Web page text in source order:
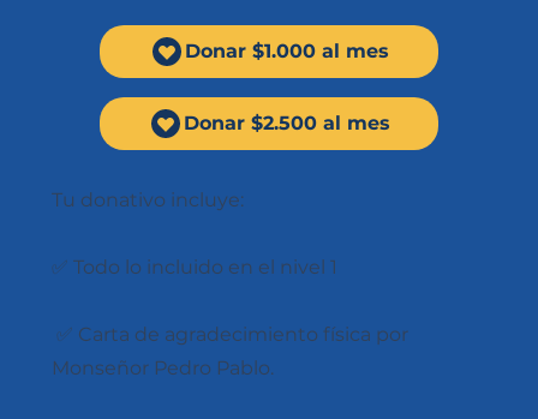
Tu donativo incluye:
✅ Todo lo incluido en el nivel 1
✅ Carta de agradecimiento física por
Monseñor Pedro Pablo.
Donar $1.000 al mes
Donar $2.500 al mes